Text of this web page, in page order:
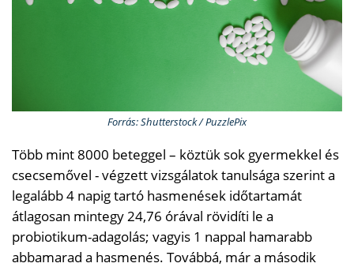
Forrás: Shutterstock / PuzzlePix
Több mint 8000 beteggel – köztük sok gyermekkel és
csecsemővel - végzett vizsgálatok tanulsága szerint a
legalább 4 napig tartó hasmenések időtartamát
átlagosan mintegy 24,76 órával rövidíti le a
probiotikum-adagolás; vagyis 1 nappal hamarabb
abbamarad a hasmenés. Továbbá, már a második